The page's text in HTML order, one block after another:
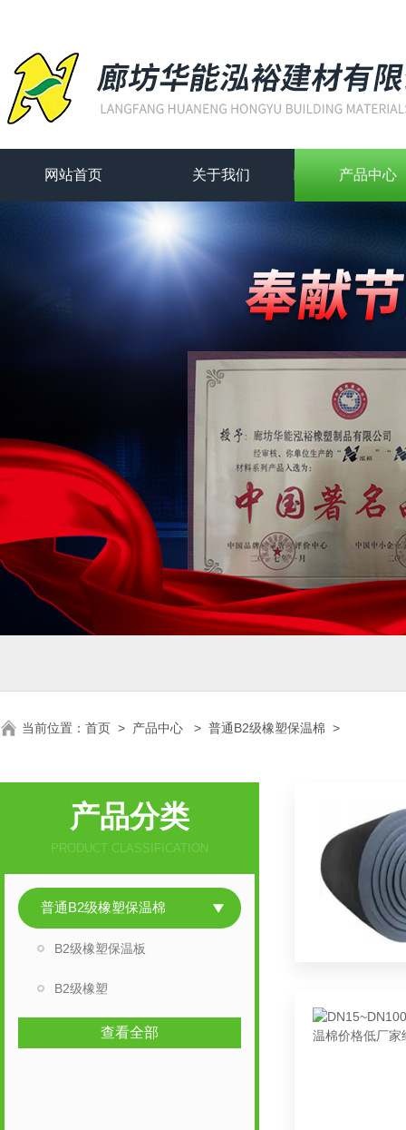
网站首页 关于我们 产品中心
当前位置： 首页 > 产品中心 > 普通B2级橡塑保温棉 >
产品分类
PRODUCT CLASSIFICATION
普通B2级橡塑保温棉
B2级橡塑保温板
B2级橡塑
查看全部